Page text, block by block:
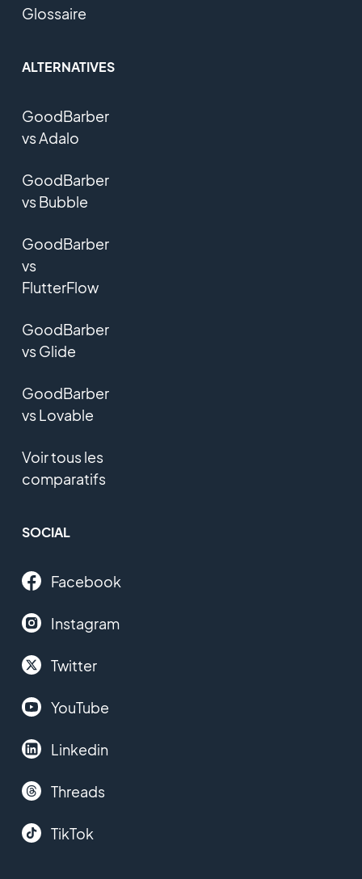
Glossaire
ALTERNATIVES
GoodBarber
vs Adalo
GoodBarber
vs Bubble
GoodBarber
vs
FlutterFlow
GoodBarber
vs Glide
GoodBarber
vs Lovable
Voir tous les
comparatifs
SOCIAL
Facebook
Instagram
Twitter
YouTube
Linkedin
Threads
TikTok